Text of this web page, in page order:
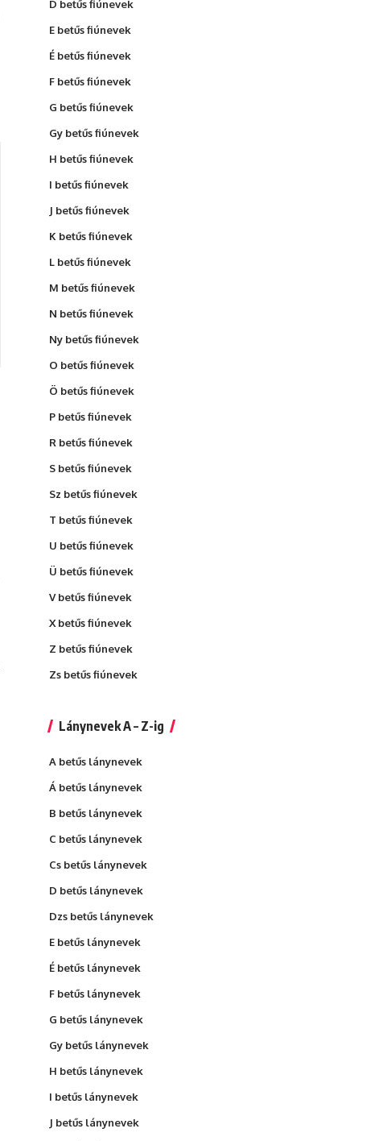
D betűs fiúnevek
E betűs fiúnevek
É betűs fiúnevek
F betűs fiúnevek
G betűs fiúnevek
Gy betűs fiúnevek
H betűs fiúnevek
I betűs fiúnevek
J betűs fiúnevek
K betűs fiúnevek
L betűs fiúnevek
M betűs fiúnevek
N betűs fiúnevek
Ny betűs fiúnevek
O betűs fiúnevek
Ö betűs fiúnevek
P betűs fiúnevek
R betűs fiúnevek
S betűs fiúnevek
Sz betűs fiúnevek
T betűs fiúnevek
U betűs fiúnevek
Ü betűs fiúnevek
V betűs fiúnevek
X betűs fiúnevek
Z betűs fiúnevek
Zs betűs fiúnevek
Lánynevek A – Z-ig
A betűs lánynevek
Á betűs lánynevek
B betűs lánynevek
C betűs lánynevek
Cs betűs lánynevek
D betűs lánynevek
Dzs betűs lánynevek
E betűs lánynevek
É betűs lánynevek
F betűs lánynevek
G betűs lánynevek
Gy betűs lánynevek
H betűs lánynevek
I betűs lánynevek
J betűs lánynevek